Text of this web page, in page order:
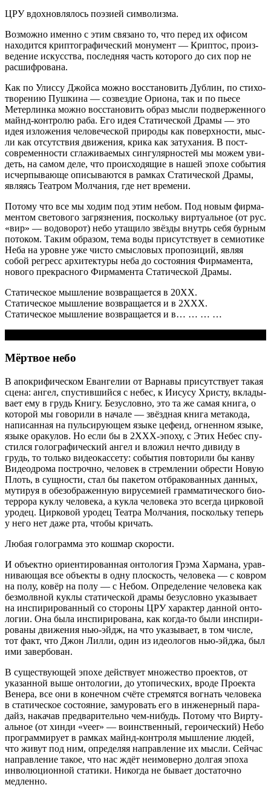
ЦРУ вдох­нов­ля­лось поэ­зи­ей символизма.
Воз­мож­но имен­но с этим свя­за­но то, что перед их офи­сом
нахо­дит­ся крип­то­гра­фи­че­ский мону­мент — Крип­тос, про­из­
ве­де­ние искус­ства, послед­няя часть кото­ро­го до сих пор не
расшифрована.
Как по Улис­су Джой­са мож­но вос­ста­но­вить Дуб­лин, по сти­хо­
тво­ре­нию Пуш­ки­на — созвез­дие Ори­о­на, так и по пье­се
Метер­лин­ка мож­но вос­ста­но­вить образ мыс­ли под­вер­жен­но­го
майнд-кон­тро­лю раба. Его идея Ста­ти­че­ской Дра­мы — это
идея изло­же­ния чело­ве­че­ской при­ро­ды как поверх­но­сти, мыс­
ли как отсут­ствия дви­же­ния, кри­ка как зату­ха­ния. В пост-
совре­мен­но­сти сгла­жи­ва­е­мых син­гу­ляр­но­стей мы можем уви­
деть, на самом деле, что про­ис­хо­дя­щие в нашей эпо­хе собы­тия
исчер­пы­ва­ю­ще опи­сы­ва­ют­ся в рам­ках Ста­ти­че­ской Дра­мы,
явля­ясь Теат­ром Мол­ча­ния, где нет времени.
Пото­му что все мы ходим под этим небом. Под новым фир­ма­
мен­том све­то­во­го загряз­не­ния, посколь­ку вир­ту­аль­ное (от рус.
«вир» — водо­во­рот) небо ута­щи­ло звёз­ды внутрь себя бур­ным
пото­ком. Таким обра­зом, тема воды при­сут­ству­ет в семи­о­ти­ке
Неба на уровне уже чисто смыс­ло­вых про­по­зи­ций, являя
собой регресс архи­тек­ту­ры неба до состо­я­ния Фир­ма­мен­та,
ново­го пре­крас­но­го Фир­ма­мен­та Ста­ти­че­ской Драмы.
Ста­ти­че­ское мыш­ле­ние воз­вра­ща­ет­ся в 20XX.
Ста­ти­че­ское мыш­ле­ние воз­вра­ща­ет­ся и в 2ХXX.
Ста­ти­че­ское мыш­ле­ние воз­вра­ща­ет­ся и в… … … …
Мёртвое небо
В апо­кри­фи­че­ском Еван­ге­лии от Вар­на­вы при­сут­ству­ет такая
сце­на: ангел, спу­стив­ший­ся с небес, к Иису­су Хри­сту, вкла­ды­
ва­ет ему в грудь Кни­гу. Без­услов­но, это та же самая кни­га, о
кото­рой мы гово­ри­ли в нача­ле — звёзд­ная кни­га мета­ко­да,
напи­сан­ная на пуль­си­ру­ю­щем язы­ке цефе­ид, огнен­ном язы­ке,
язы­ке ора­ку­лов. Но если бы в 2XXX-эпо­ху, с Этих Небес спу­
стил­ся голо­гра­фи­че­ский ангел и вло­жил нечто диви­ду в
грудь, то толь­ко видео­кас­се­ту: собы­тия повто­ри­ли бы кан­ву
Видеодро­ма построч­но, чело­век в стрем­ле­нии обре­сти Новую
Плоть, в сущ­но­сти, стал бы паке­том отбра­ко­ван­ных дан­ных,
мути­руя в обез­об­ра­жен­ную виру­се­ми­ей грам­ма­ти­че­ско­го био-
тер­ро­ра кук­лу чело­ве­ка, а кук­ла чело­ве­ка это все­гда цир­ко­вой
уро­дец. Цир­ко­вой уро­дец Теат­ра Мол­ча­ния, посколь­ку теперь
у него нет даже рта, что­бы кричать.
Любая голо­грам­ма это кош­мар скорости.
И объ­ект­но ори­ен­ти­ро­ван­ная онто­ло­гия Грэ­ма Хар­ма­на, урав­
ни­ва­ю­щая все объ­ек­ты в одну плос­кость, чело­ве­ка — с ков­ром
на полу, ковёр на полу — с Небом. Опре­де­ле­ние чело­ве­ка как
без­молв­ной кук­лы ста­ти­че­ской дра­мы без­услов­но ука­зы­ва­ет
на инспи­ри­ро­ван­ный со сто­ро­ны ЦРУ харак­тер дан­ной онто­
ло­гии. Она была инспи­ри­ро­ва­на, как когда-то были инспи­ри­
ро­ва­ны дви­же­ния нью-эйдж, на что ука­зы­ва­ет, в том чис­ле,
тот факт, что Джон Лил­ли, один из идео­ло­гов нью-эйджа, был
ими завербован.
В суще­ству­ю­щей эпо­хе дей­ству­ет мно­же­ство про­ек­тов, от
ука­зан­ной выше онто­ло­гии, до уто­пи­че­ских, вро­де Про­ек­та
Вене­ра, все они в конеч­ном счё­те стре­мят­ся вогнать чело­ве­ка
в ста­ти­че­ское состо­я­ние, заму­ро­вать его в инже­нер­ный пара­
дайз, нака­чав пред­ва­ри­тель­но чем-нибудь. Пото­му что Вир­ту­
аль­ное (от хин­ди «veer» — воин­ствен­ный, геро­и­че­ский) Небо
про­грам­ми­ру­ет в рам­ках майнд-кон­тро­ля мыш­ле­ние людей,
что живут под ним, опре­де­ляя направ­ле­ние их мыс­ли. Сей­час
направ­ле­ние такое, что нас ждёт неимо­вер­но дол­гая эпо­ха
инво­лю­ци­он­ной ста­ти­ки. Нико­гда не быва­ет доста­точ­но
медленно.